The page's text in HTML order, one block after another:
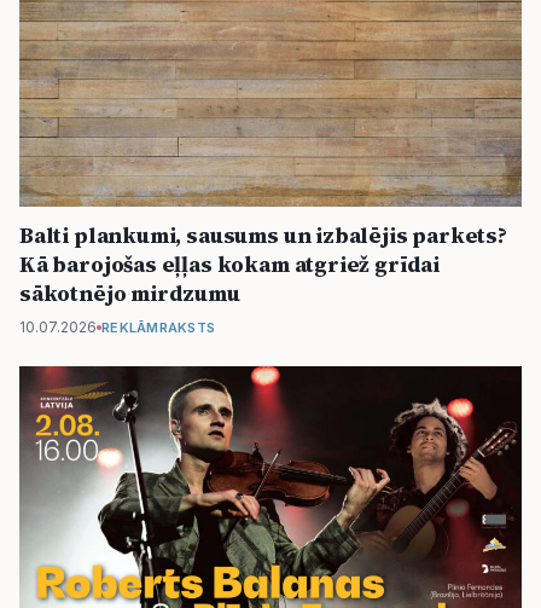
Balti plankumi, sausums un izbalējis parkets?
Kā barojošas eļļas kokam atgriež grīdai
sākotnējo mirdzumu
10.07.2026 REKLĀMRAKSTS